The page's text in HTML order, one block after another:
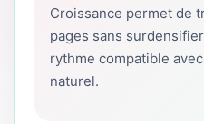
Croissance permet de
pages sans
rythme compatible
naturel.